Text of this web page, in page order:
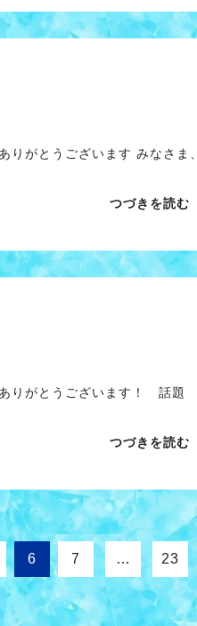
りがとうございます みなさま、
つづきを読む
りがとうございます！ 話題
つづきを読む
6 7 … 23